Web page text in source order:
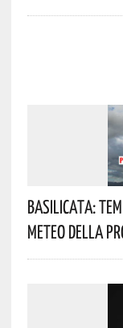
Basilicata:
Meteo Della